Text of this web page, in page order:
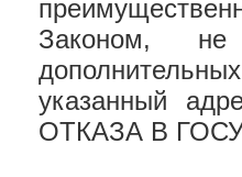
Законом, не
указанный
ОТКАЗА В